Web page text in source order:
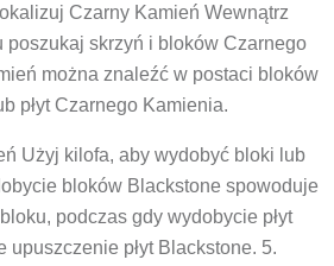
Czarny Kamień Wewnątrz
poszukaj skrzyń i bloków Czarnego
można znaleźć w postaci bloków
płyt Czarnego Kamienia.
Użyj kilofa, aby wydobyć bloki lub
bloków Blackstone spowoduje
podczas gdy wydobycie płyt
upuszczenie płyt Blackstone. 5.